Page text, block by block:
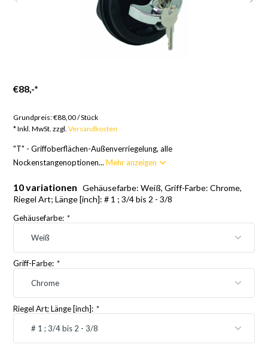
€88,-*
Grundpreis:€88,00/Stück
* Inkl. MwSt. zzgl.Versandkosten
"T" - Griffoberflächen-Außenverriegelung, alle
Nockenstangenoptionen...Mehr anzeigen
10 variationen
Gehäusefarbe: Weiß, Griff-Farbe: Chrome,
Riegel Art; Länge [inch]: # 1 ; 3/4 bis 2 - 3/8
Gehäusefarbe: *
Griff-Farbe: *
Riegel Art; Länge [inch]: *